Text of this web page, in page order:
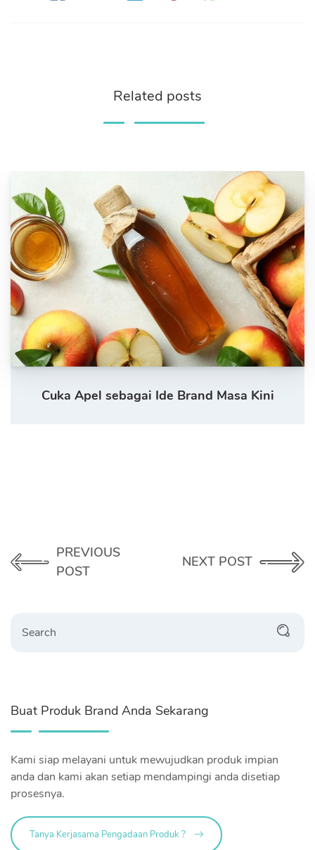
Related posts
Cuka Apel sebagai Ide Brand Masa Kini
PREVIOUS
POST
NEXT POST
Buat Produk Brand Anda Sekarang
Kami siap melayani untuk mewujudkan produk impian
anda dan kami akan setiap mendampingi anda disetiap
prosesnya.
Tanya Kerjasama Pengadaan Produk ?